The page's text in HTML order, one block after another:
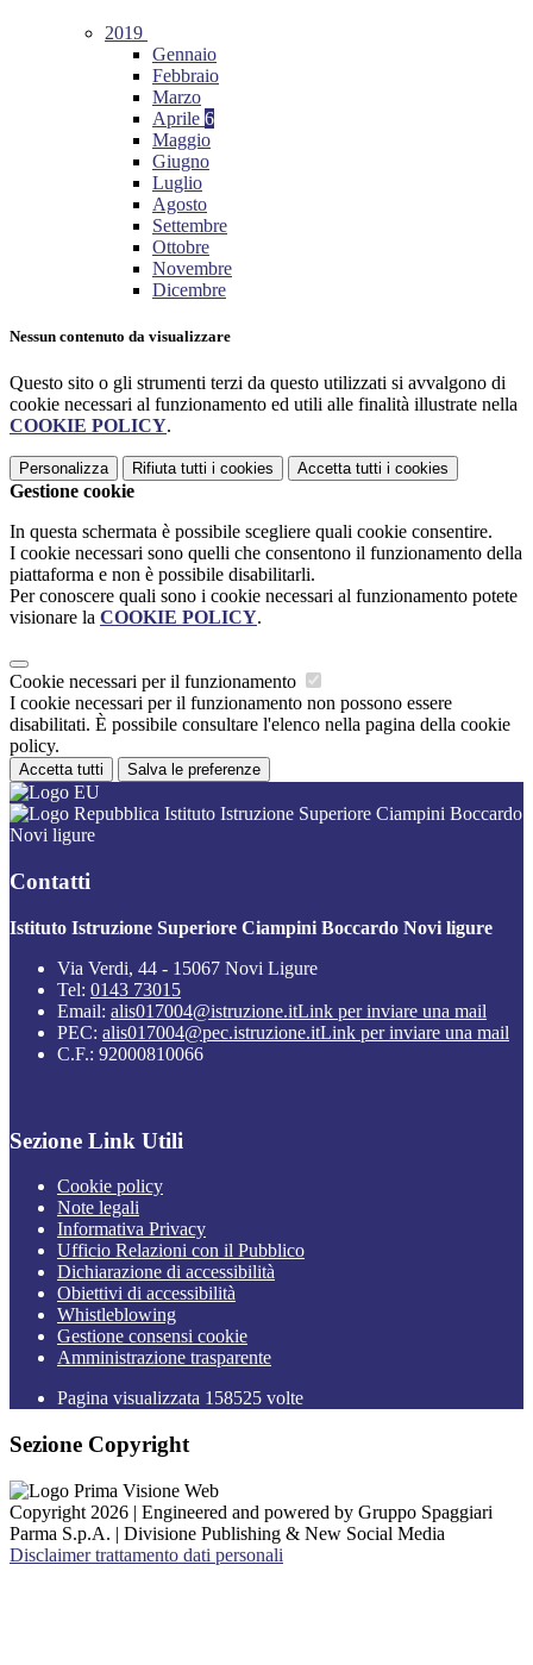
2019
Gennaio
Febbraio
Marzo
Aprile 6
Maggio
Giugno
Luglio
Agosto
Settembre
Ottobre
Novembre
Dicembre
Nessun contenuto da visualizzare
Questo sito o gli strumenti terzi da questo utilizzati si avvalgono di
cookie necessari al funzionamento ed utili alle finalità illustrate nella
COOKIE POLICY.
Personalizza Rifiuta tutti i cookies Accetta tutti i cookies
Gestione cookie
In questa schermata è possibile scegliere quali cookie consentire.
I cookie necessari sono quelli che consentono il funzionamento della
piattaforma e non è possibile disabilitarli.
Per conoscere quali sono i cookie necessari al funzionamento potete
visionare la COOKIE POLICY.
Cookie necessari per il funzionamento
I cookie necessari per il funzionamento non possono essere
disabilitati. È possibile consultare l'elenco nella pagina della cookie
policy.
Accetta tutti Salva le preferenze
Istituto Istruzione Superiore Ciampini Boccardo
Novi ligure
Contatti
Istituto Istruzione Superiore Ciampini Boccardo Novi ligure
Via Verdi, 44 - 15067 Novi Ligure
Tel: 0143 73015
Email: alis017004@istruzione.itLink per inviare una mail
PEC: alis017004@pec.istruzione.itLink per inviare una mail
C.F.: 92000810066
Sezione Link Utili
Cookie policy
Note legali
Informativa Privacy
Ufficio Relazioni con il Pubblico
Dichiarazione di accessibilità
Obiettivi di accessibilità
Whistleblowing
Gestione consensi cookie
Amministrazione trasparente
Pagina visualizzata 158525 volte
Sezione Copyright
Copyright 2026 | Engineered and powered by Gruppo Spaggiari
Parma S.p.A. | Divisione Publishing & New Social Media
Disclaimer trattamento dati personali